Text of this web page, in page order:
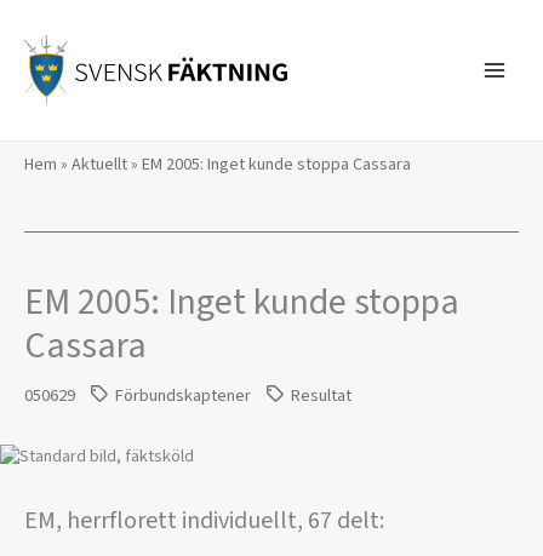
innehåll
Hem » Aktuellt» EM 2005: Inget kunde stoppa Cassara
EM 2005: Inget kunde stoppa
Cassara
050629 Förbundskaptener Resultat
EM, herrflorett individuellt, 67 delt: